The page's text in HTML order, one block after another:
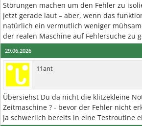
Störungen machen um den Fehler zu
jetzt gerade laut – aber, wenn das
natürlich ein vermutlich weniger
der realen Maschine auf Fehlersuche zu
29.06.2026
11ant
Übersiehst Du da nicht die klitzekleine
Zeitmaschine ? - bevor der Fehler nicht
ja schwerlich bereits in eine Testroutine